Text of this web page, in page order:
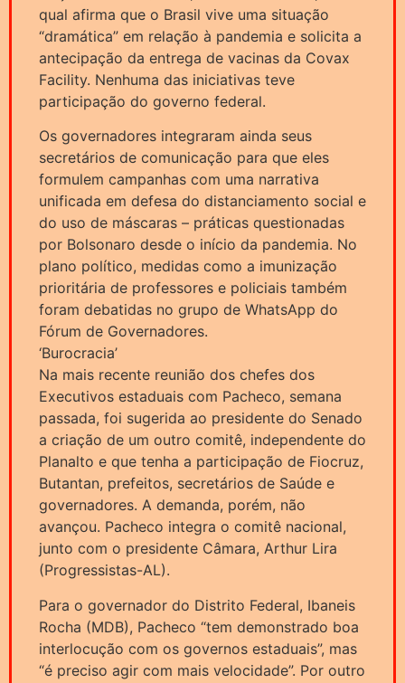
qual afirma que o Brasil vive uma situação
“dramática” em relação à pandemia e solicita a
antecipação da entrega de vacinas da Covax
Facility. Nenhuma das iniciativas teve
participação do governo federal.
Os governadores integraram ainda seus
secretários de comunicação para que eles
formulem campanhas com uma narrativa
unificada em defesa do distanciamento social e
do uso de máscaras – práticas questionadas
por Bolsonaro desde o início da pandemia. No
plano político, medidas como a imunização
prioritária de professores e policiais também
foram debatidas no grupo de WhatsApp do
Fórum de Governadores.
‘Burocracia’
Na mais recente reunião dos chefes dos
Executivos estaduais com Pacheco, semana
passada, foi sugerida ao presidente do Senado
a criação de um outro comitê, independente do
Planalto e que tenha a participação de Fiocruz,
Butantan, prefeitos, secretários de Saúde e
governadores. A demanda, porém, não
avançou. Pacheco integra o comitê nacional,
junto com o presidente Câmara, Arthur Lira
(Progressistas-AL).
Para o governador do Distrito Federal, Ibaneis
Rocha (MDB), Pacheco “tem demonstrado boa
interlocução com os governos estaduais”, mas
“é preciso agir com mais velocidade”. Por outro